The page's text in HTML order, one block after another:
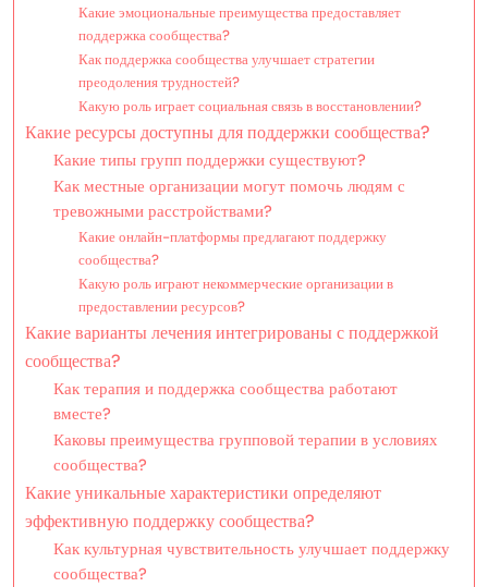
Какие эмоциональные преимущества предоставляет
поддержка сообщества?
Как поддержка сообщества улучшает стратегии
преодоления трудностей?
Какую роль играет социальная связь в восстановлении?
Какие ресурсы доступны для поддержки сообщества?
Какие типы групп поддержки существуют?
Как местные организации могут помочь людям с
тревожными расстройствами?
Какие онлайн-платформы предлагают поддержку
сообщества?
Какую роль играют некоммерческие организации в
предоставлении ресурсов?
Какие варианты лечения интегрированы с поддержкой
сообщества?
Как терапия и поддержка сообщества работают
вместе?
Каковы преимущества групповой терапии в условиях
сообщества?
Какие уникальные характеристики определяют
эффективную поддержку сообщества?
Как культурная чувствительность улучшает поддержку
сообщества?